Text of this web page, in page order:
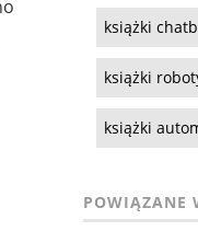
książki
książki
książki
POWIĄZANE